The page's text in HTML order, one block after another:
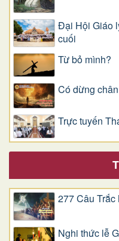
Đại Hội Giáo
cuối
Từ bỏ mình?
Có dừng
Trực tuyến
277 Câu Trắc
Nghi thức lễ